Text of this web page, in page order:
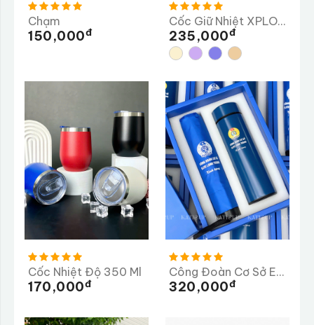
Chạm
150,000Đ
Cốc Giữ Nhiệt XPLORY 480ML
235,000Đ
Cốc Nhiệt Độ 350 Ml
170,000Đ
Công Đoàn Cơ Sở ELITE Long Thành
320,000Đ